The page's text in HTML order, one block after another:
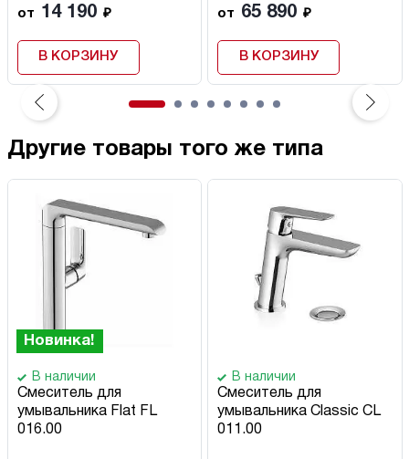
от 14 190 ₽
В КОРЗИНУ
от 65 890 ₽
В КОРЗИНУ
Другие товары того же типа
Новинка!
В наличии
Смеситель для
умывальника Flat FL
016.00
В наличии
Смеситель для
умывальника Classic CL
011.00